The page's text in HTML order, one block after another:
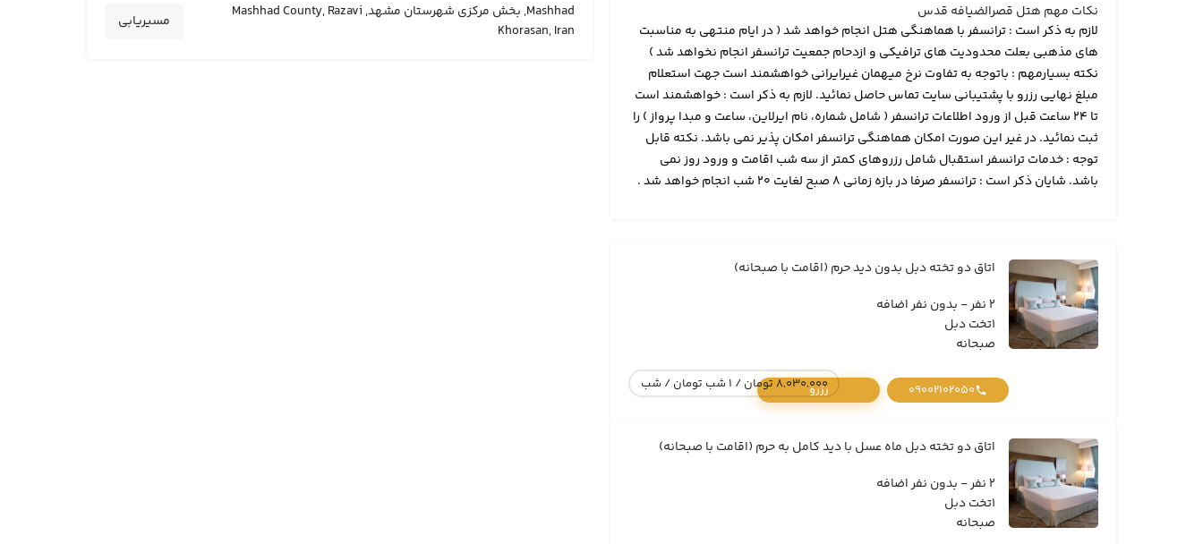
نکات مهم هتل قصرالضیافه قدس
لازم به ذکر است : ترانسفر با هماهنگی هتل انجام خواهد شد ( در ایام منتهی به مناسبت
های مذهبی بعلت محدودیت های ترافیکی و ازدحام جمعیت ترانسفر انجام نخواهد شد )
نکته بسیارمهم : باتوجه به تفاوت نرخ میهمان غیرایرانی خواهشمند است جهت استعلام
مبلغ نهایی رزرو با پشتیبانی سایت تماس حاصل نمائید. لازم به ذکر است : خواهشمند است
تا 24 ساعت قبل از ورود اطلاعات ترانسفر ( شامل شماره، نام ایرلاین، ساعت و مبدا پرواز ) را
ثبت نمائید. در غیر این صورت امکان هماهنگی ترانسفر امکان پذیر نمی باشد. نکته قابل
توجه : خدمات ترانسفر استقبال شامل رزروهای کمتر از سه شب اقامت و ورود روز نمی
باشد. شایان ذکر است : ترانسفر صرفا در بازه زمانی 8 صبح لغایت 20 شب انجام خواهد شد .
اتاق دو تخته دبل بدون دید حرم (اقامت با صبحانه)
2 نفر - بدون نفر اضافه
1تخت دبل
صبحانه
8,030,000 تومان / 1 شب تومان / شب 09002102050 رزرو
اتاق دو تخته دبل ماه عسل با دید کامل به حرم (اقامت با صبحانه)
2 نفر - بدون نفر اضافه
1تخت دبل
صبحانه
Mashhad, بخش مرکزی شهرستان مشهد, Mashhad County, Razavi
Khorasan, Iran
مسیریابی